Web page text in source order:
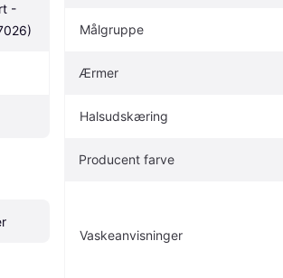
-
Målgruppe
Ærmer
Halsudskæring
Producent farve
Vaskeanvisninger